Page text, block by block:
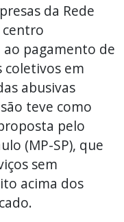
da Rede
centro
pagamento de
coletivos em
abusivas
teve como
pelo
(MP-SP), que
sem
acima dos